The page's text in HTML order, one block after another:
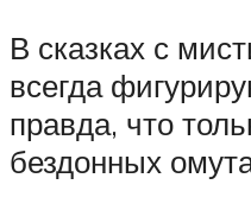
В сказках с
всегда
правда, что
бездонных